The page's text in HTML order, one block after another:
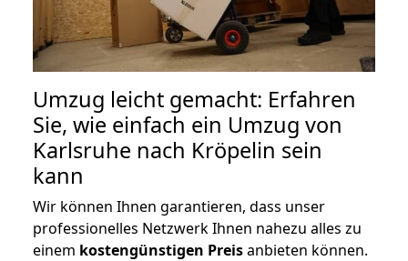
Umzug leicht gemacht: Erfahren
Sie, wie einfach ein Umzug von
Karlsruhe nach Kröpelin sein
kann
Wir können Ihnen garantieren, dass unser
professionelles Netzwerk Ihnen nahezu alles zu
einem kostengünstigen Preisanbieten können.